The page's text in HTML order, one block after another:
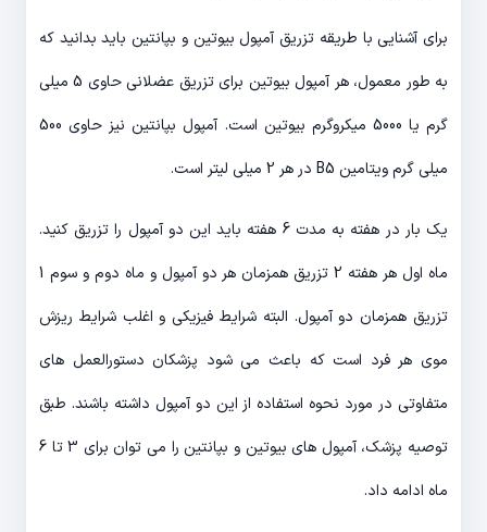
برای آشنایی با طریقه تزریق آمپول بیوتین و بپانتین باید بدانید که
به طور معمول، هر آمپول بیوتین برای تزریق عضلانی حاوی 5 میلی
گرم یا 5000 میکروگرم بیوتین است. آمپول بپانتین نیز حاوی 500
میلی گرم ویتامین B5 در هر 2 میلی لیتر است.
یک بار در هفته به مدت 6 هفته باید این دو آمپول را تزریق کنید.
ماه اول هر هفته 2 تزریق همزمان هر دو آمپول و ماه دوم و سوم 1
تزریق همزمان دو آمپول. البته شرایط فیزیکی و اغلب شرایط ریزش
موی هر فرد است که باعث می شود پزشکان دستورالعمل های
متفاوتی در مورد نحوه استفاده از این دو آمپول داشته باشند. طبق
توصیه پزشک، آمپول های بیوتین و بپانتین را می توان برای 3 تا 6
ماه ادامه داد.